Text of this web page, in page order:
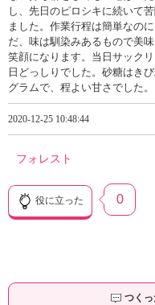
し、先日のピロシキに続いて
ました。作業行程は簡単なの
だ、味は馴染みあるもので美味
笑顔になります。当日サック
日どっしりでした。砂糖はき
グラムで、程よい甘さでした。
2020-12-25 10:48:44
フォレスト
役に立った 0
つく